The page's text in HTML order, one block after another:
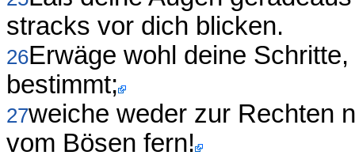
stracks vor dich blicken.
26Erwäge wohl deine
bestimmt;
27weiche weder zur Rechten
vom Bösen fern!